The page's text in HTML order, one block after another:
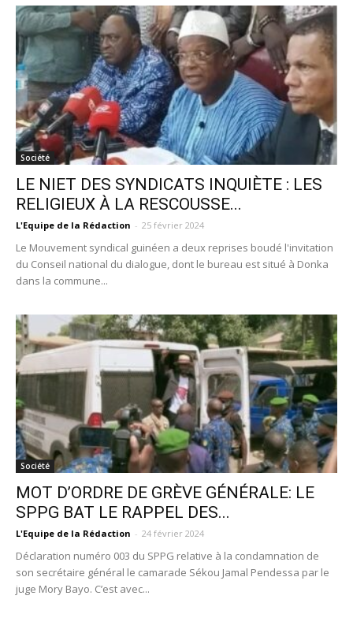
Société
LE NIET DES SYNDICATS INQUIÈTE : LES
RELIGIEUX À LA RESCOUSSE...
L'Equipe de la Rédaction - 25 février 2024
Le Mouvement syndical guinéen a deux reprises boudé l'invitation
du Conseil national du dialogue, dont le bureau est situé à Donka
dans la commune...
Société
MOT D’ORDRE DE GRÈVE GÉNÉRALE: LE
SPPG BAT LE RAPPEL DES...
L'Equipe de la Rédaction - 24 février 2024
Déclaration numéro 003 du SPPG relative à la condamnation de
son secrétaire général le camarade Sékou Jamal Pendessa par le
juge Mory Bayo. C’est avec...